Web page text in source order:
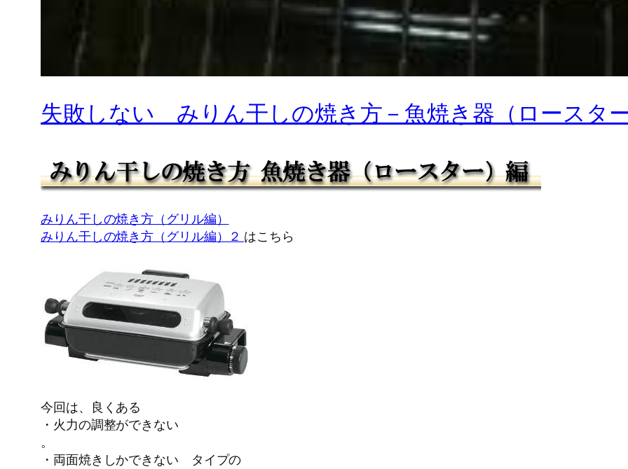
失敗しない みりん干しの焼き方－魚焼き器（ロースタ
みりん干しの焼き方（グリル編）
みりん干しの焼き方（グリル編）２ はこちら
今回は、良くある
・火力の調整ができない
。
・両面焼きしかできない タイプの